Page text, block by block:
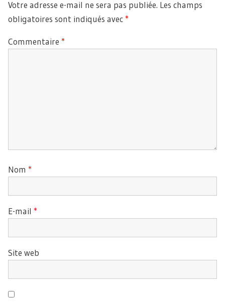
Votre adresse e-mail ne sera pas publiée. Les champs
obligatoires sont indiqués avec*
Commentaire *
Nom *
E-mail *
Site web